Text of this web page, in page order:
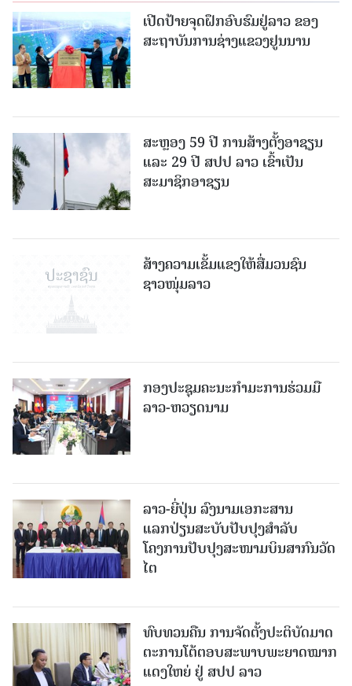
ເປີດປ້າຍຈຸດຝຶກອົບຮົມຢູ່ລາວ ຂອງ
ສະຖາບັນການຊ່າງແຂວງຢູນນານ
ສະຫຼອງ 59 ປີ ການສ້າງຕັ້ງອາຊຽນ
ແລະ 29 ປີ ສປປ ລາວ ເຂົ້າເປັນ
ສະມາຊິກອາຊຽນ
ສ້າງຄວາມເຂັ້ມແຂງໃຫ້ສື່ມວນຊົນ
ຊາວໜຸ່ມລາວ
ກອງປະຊຸມຄະນະກຳມະການຮ່ວມມື
ລາວ-ຫວຽດນາມ
ລາວ-ຍີ່ປຸ່ນ ລົງນາມເອກະສານ
ແລກປ່ຽນສະບັບປັບປຸງສໍາລັບ
ໂຄງການປັບປຸງສະໜາມບິນສາກົນວັດ
ໄຕ
ທົບທວນຄືນ ການຈັດຕັ້ງປະຕິບັດມາດ
ຕະການໂຕ້ຕອບສະພາບພະຍາດໝາກ
ແດງໃຫຍ່ ຢູ່ ສປປ ລາວ